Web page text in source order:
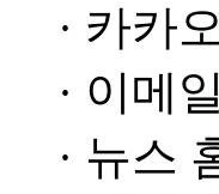
· 카카
· 이메
· 뉴스